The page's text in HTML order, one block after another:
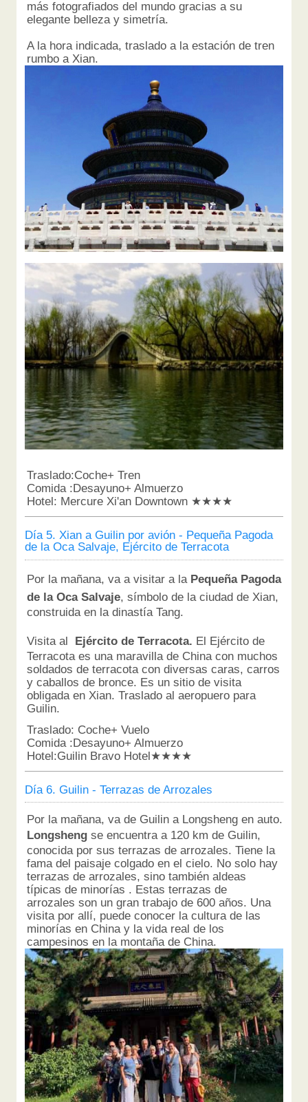
más fotografiados del mundo gracias a su
elegante belleza y simetría.
A la hora indicada, traslado a la estación de tren
rumbo a Xian.
Traslado:Coche+ Tren
Comida :Desayuno+ Almuerzo
Hotel: Mercure Xi'an Downtown ★★★★
Día 5. Xian a Guilin por avión - Pequeña Pagoda
de la Oca Salvaje, Ejército de Terracota
Por la mañana, va a visitar a la Pequeña Pagoda
de la Oca Salvaje, símbolo de la ciudad de Xian,
construida en la dinastía Tang.
Visita al Ejército de Terracota. El Ejército de
Terracota es una maravilla de China con muchos
soldados de terracota con diversas caras, carros
y caballos de bronce. Es un sitio de visita
obligada en Xian. Traslado al aeropuero para
Guilin.
Traslado: Coche+ Vuelo
Comida :Desayuno+ Almuerzo
Hotel:Guilin Bravo Hotel★★★★
Día 6. Guilin - Terrazas de Arrozales
Por la mañana, va de Guilin a Longsheng en auto.
Longsheng se encuentra a 120 km de Guilin,
conocida por sus terrazas de arrozales. Tiene la
fama del paisaje colgado en el cielo. No solo hay
terrazas de arrozales, sino también aldeas
típicas de minorías . Estas terrazas de
arrozales son un gran trabajo de 600 años. Una
visita por allí, puede conocer la cultura de las
minorías en China y la vida real de los
campesinos en la montaña de China.